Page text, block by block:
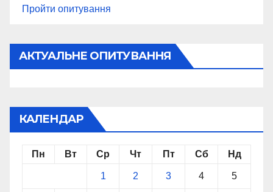
Пройти опитування
АКТУАЛЬНЕ ОПИТУВАННЯ
КАЛЕНДАР
Пн Вт Ср Чт Пт Сб Нд
1 2 3 4 5